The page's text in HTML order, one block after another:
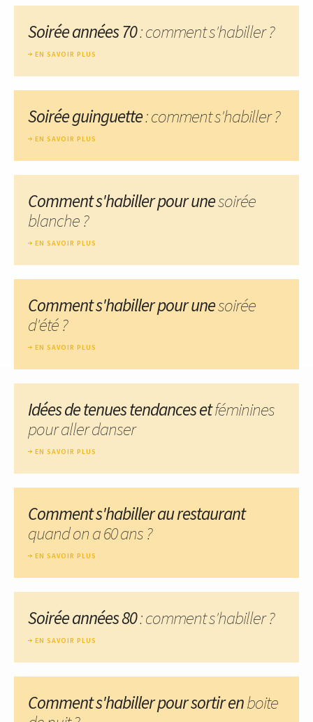
Soirée années 70: comment s'habiller ?
EN SAVOIR PLUS
Soirée guinguette: comment s'habiller ?
EN SAVOIR PLUS
Comment s'habiller pour unesoirée
blanche ?
EN SAVOIR PLUS
Comment s'habiller pour unesoirée
d'été ?
EN SAVOIR PLUS
Idées de tenues tendances etféminines
pour aller danser
EN SAVOIR PLUS
Comment s'habiller au restaurant
quand on a 60 ans ?
EN SAVOIR PLUS
Soirée années 80: comment s'habiller ?
EN SAVOIR PLUS
Comment s'habiller pour sortir enboite